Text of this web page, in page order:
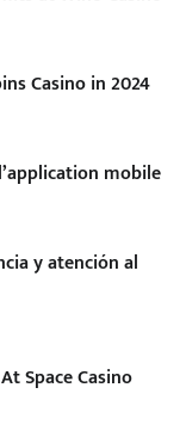
Casino in 2024
mobile
y atención al
Space Casino